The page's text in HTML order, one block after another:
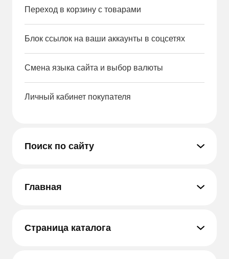
Переход в корзину с товарами
Блок ссылок на ваши аккаунты в соцсетях
Смена языка сайта и выбор валюты
Личный кабинет покупателя
Поиск по сайту
Главная
Страница каталога